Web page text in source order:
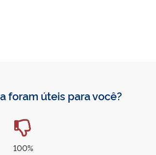
foram úteis para você?
100%